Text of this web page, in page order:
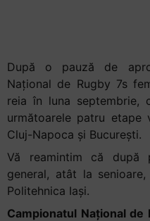
După o pauză de
Național de Rugby 7s
reia în luna septembrie,
următoarele patru etape
Cluj-Napoca și București.
Vă reamintim că după
general, atât la
Politehnica Iași.
Campionatul Național